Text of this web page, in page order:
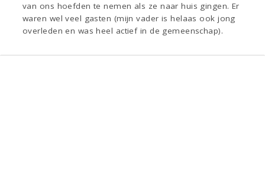
van ons hoefden te nemen als ze naar huis gingen. Er
waren wel veel gasten (mijn vader is helaas ook jong
overleden en was heel actief in de gemeenschap).